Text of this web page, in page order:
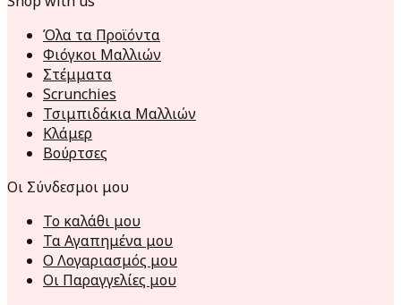
Όλα τα Προϊόντα
Φιόγκοι Μαλλιών
Στέμματα
Scrunchies
Τσιμπιδάκια Μαλλιών
Κλάμερ
Βούρτσες
Οι Σύνδεσμοι μου
Το καλάθι μου
Τα Αγαπημένα μου
Ο Λογαριασμός μου
Οι Παραγγελίες μου